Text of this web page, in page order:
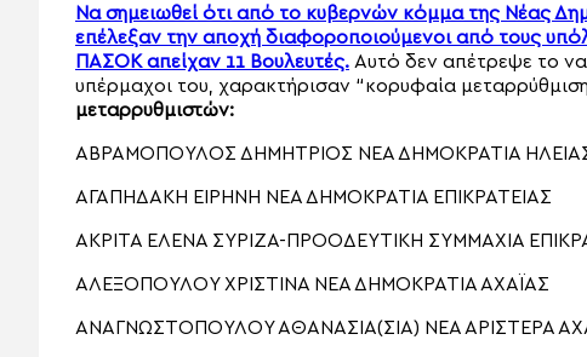
Να σημειωθεί ότι από το κυβερνών κόμμα της Νέας
επέλεξαν την αποχή διαφοροποιούμενοι από τους
ΠΑΣΟΚ απείχαν 11 Βουλευτές. Αυτό δεν απέτρεψε το
υπέρμαχοι του, χαρακτήρισαν “κορυφαία
μεταρρυθμιστών:
ΑΒΡΑΜΟΠΟΥΛΟΣ ΔΗΜΗΤΡΙΟΣ ΝΕΑ ΔΗΜΟΚΡΑΤΙΑ
ΑΓΑΠΗΔΑΚΗ ΕΙΡΗΝΗ ΝΕΑ ΔΗΜΟΚΡΑΤΙΑ ΕΠΙΚΡΑΤΕΙΑΣ
ΑΚΡΙΤΑ ΕΛΕΝΑ ΣΥΡΙΖΑ-ΠΡΟΟΔΕΥΤΙΚΗ ΣΥΜΜΑΧΙΑ
ΑΛΕΞΟΠΟΥΛΟΥ ΧΡΙΣΤΙΝΑ ΝΕΑ ΔΗΜΟΚΡΑΤΙΑ ΑΧΑΪΑΣ
ΑΝΑΓΝΩΣΤΟΠΟΥΛΟΥ ΑΘΑΝΑΣΙΑ(ΣΙΑ) ΝΕΑ ΑΡΙΣΤΕΡΑ